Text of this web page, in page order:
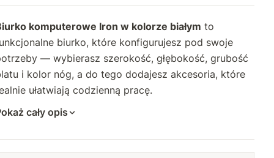
95 cm
96 cm +32 zł
97 cm
98 cm
59 cm
60 cm +45 zł
61 cm
62 cm
63 cm
komputerowe Iron w kolorze białym to
biurko, które konfigurujesz pod swoje
— wybierasz szerokość, głębokość, grubość
i kolor nóg, a do tego dodajesz akcesoria, które
ułatwiają codzienną pracę.
cały opis